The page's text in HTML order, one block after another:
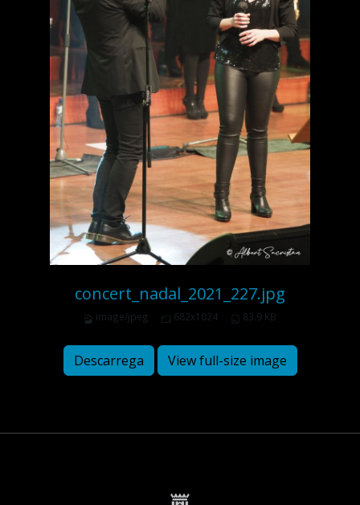
concert_nadal_2021_227.jpg
image/jpeg 682x1024 83.9 KB
Descarrega View full-size image